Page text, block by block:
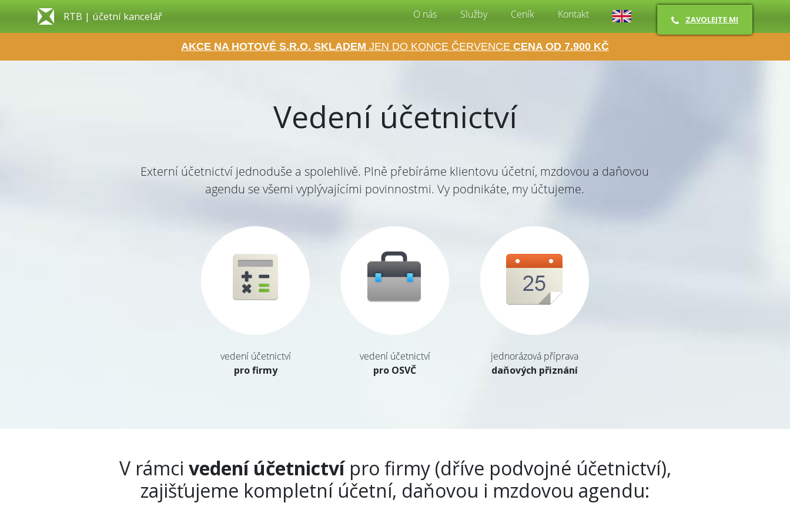
AKCE NA HOTOVÉ S.R.O. SKLADEM JEN DO KONCE ČERVENCE CENA OD 7.900 KČ
RTB | účetní kancelář O nás Služby Ceník Kontakt ZAVOLEJTE MI
Vedení účetnictví
Externí účetnictví jednoduše a spolehlivě. Plně přebíráme klientovu účetní, mzdovou a daňovou
agendu se všemi vyplývajícími povinnostmi. Vy podnikáte, my účtujeme.
vedení účetnictví
pro firmy
vedení účetnictví
pro OSVČ
jednorázová příprava
daňových přiznání
V rámci vedení účetnictvípro firmy (dříve podvojné účetnictví),
zajišťujeme kompletní účetní, daňovou i mzdovou agendu: